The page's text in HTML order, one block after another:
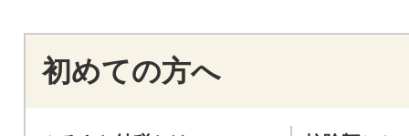
初めての方へ